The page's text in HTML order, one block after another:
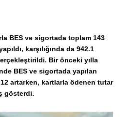
BES ve sigortada toplam 143
karşılığında da 942.1
Bir önceki yılla
BES ve sigortada yapılan
artarken, kartlarla ödenen tutar
gösterdi.